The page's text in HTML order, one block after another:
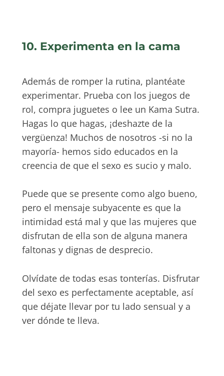
10. Experimenta en la cama
Además de romper la rutina, plantéate
experimentar. Prueba con los juegos de
rol, compra juguetes o lee un Kama Sutra.
Hagas lo que hagas, ¡deshazte de la
vergüenza! Muchos de nosotros -si no la
mayoría- hemos sido educados en la
creencia de que el sexo es sucio y malo.
Puede que se presente como algo bueno,
pero el mensaje subyacente es que la
intimidad está mal y que las mujeres que
disfrutan de ella son de alguna manera
faltonas y dignas de desprecio.
Olvídate de todas esas tonterías. Disfrutar
del sexo es perfectamente aceptable, así
que déjate llevar por tu lado sensual y a
ver dónde te lleva.